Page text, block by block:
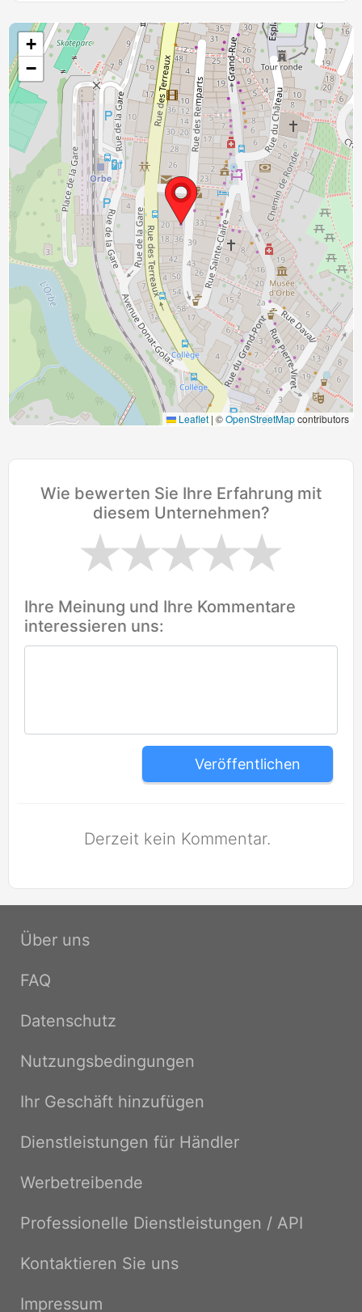
+
−
Leaflet | ©OpenStreetMapcontributors
Wie bewerten Sie Ihre Erfahrung mit
diesem Unternehmen?
Ihre Meinung und Ihre Kommentare
interessieren uns:
Veröffentlichen
Derzeit kein Kommentar.
Über uns
FAQ
Datenschutz
Nutzungsbedingungen
Ihr Geschäft hinzufügen
Dienstleistungen für Händler
Werbetreibende
Professionelle Dienstleistungen / API
Kontaktieren Sie uns
Impressum